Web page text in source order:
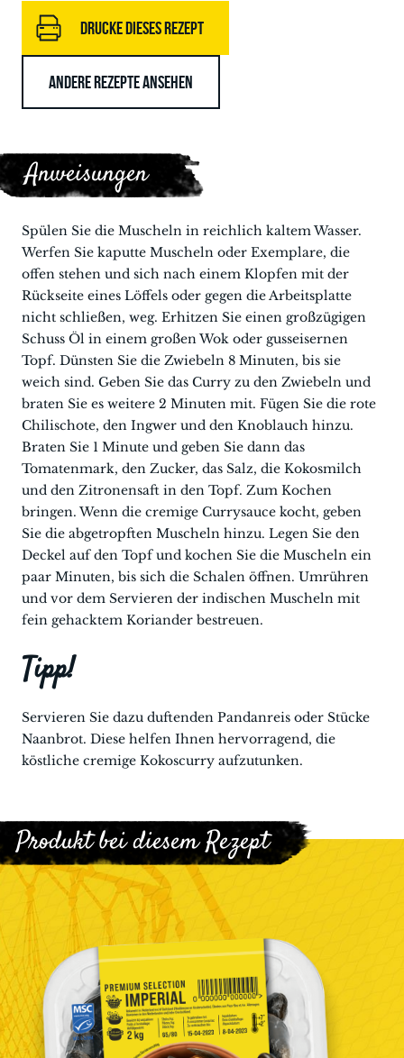
DRUCKE DIESES REZEPT
ANDERE REZEPTE ANSEHEN
Anweisungen
Spülen Sie die Muscheln in reichlich kaltem Wasser.
Werfen Sie kaputte Muscheln oder Exemplare, die
offen stehen und sich nach einem Klopfen mit der
Rückseite eines Löffels oder gegen die Arbeitsplatte
nicht schließen, weg. Erhitzen Sie einen großzügigen
Schuss Öl in einem großen Wok oder gusseisernen
Topf. Dünsten Sie die Zwiebeln 8 Minuten, bis sie
weich sind. Geben Sie das Curry zu den Zwiebeln und
braten Sie es weitere 2 Minuten mit. Fügen Sie die rote
Chilischote, den Ingwer und den Knoblauch hinzu.
Braten Sie 1 Minute und geben Sie dann das
Tomatenmark, den Zucker, das Salz, die Kokosmilch
und den Zitronensaft in den Topf. Zum Kochen
bringen. Wenn die cremige Currysauce kocht, geben
Sie die abgetropften Muscheln hinzu. Legen Sie den
Deckel auf den Topf und kochen Sie die Muscheln ein
paar Minuten, bis sich die Schalen öffnen. Umrühren
und vor dem Servieren der indischen Muscheln mit
fein gehacktem Koriander bestreuen.
Tipp!
Servieren Sie dazu duftenden Pandanreis oder Stücke
Naanbrot. Diese helfen Ihnen hervorragend, die
köstliche cremige Kokoscurry aufzutunken.
Produkt bei diesem Rezept